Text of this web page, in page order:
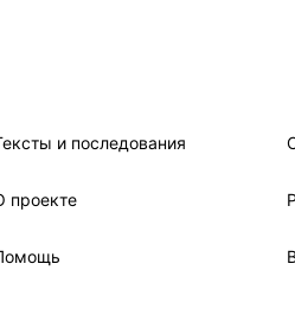
и последования
проекте